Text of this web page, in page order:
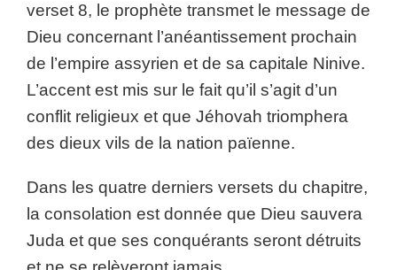
verset 8, le prophète transmet le message de
Dieu concernant l’anéantissement prochain
de l’empire assyrien et de sa capitale Ninive.
L’accent est mis sur le fait qu’il s’agit d’un
conflit religieux et que Jéhovah triomphera
des dieux vils de la nation païenne.
Dans les quatre derniers versets du chapitre,
la consolation est donnée que Dieu sauvera
Juda et que ses conquérants seront détruits